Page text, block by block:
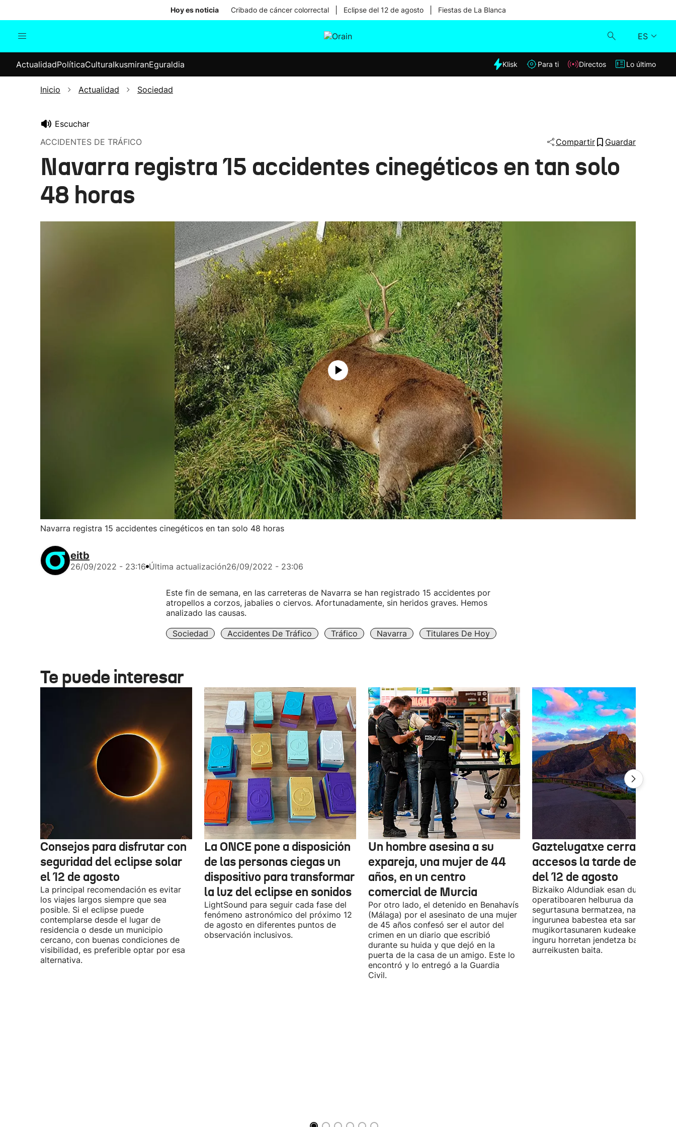
Hoy es noticia Cribado de cáncer colorrectal Eclipse del 12 de agosto Fiestas de La Blanca
ES
Internacional
Elecciones
Klisk
Lo último
ActualidadPolíticaCulturaIkusmiranEguraldia Klisk Para ti Directos Lo último
Inicio Actualidad Sociedad
Escuchar
ACCIDENTES DE TRÁFICO
Compartir Guardar
Navarra registra 15 accidentes cinegéticos en tan solo
48 horas
Navarra registra 15 accidentes cinegéticos en tan solo 48 horas
eitb
26/09/2022 - 23:16 Última actualización26/09/2022 - 23:06
Este fin de semana, en las carreteras de Navarra se han registrado 15 accidentes por
atropellos a corzos, jabalies o ciervos. Afortunadamente, sin heridos graves. Hemos
analizado las causas.
Sociedad Accidentes De Tráfico Tráfico Navarra Titulares De Hoy
Te puede interesar
Consejos para disfrutar con
seguridad del eclipse solar
el 12 de agosto
La principal recomendación es evitar
los viajes largos siempre que sea
posible. Si el eclipse puede
contemplarse desde el lugar de
residencia o desde un municipio
cercano, con buenas condiciones de
visibilidad, es preferible optar por esa
alternativa.
La ONCE pone a disposición
de las personas ciegas un
dispositivo para transformar
la luz del eclipse en sonidos
LightSound para seguir cada fase del
fenómeno astronómico del próximo 12
de agosto en diferentes puntos de
observación inclusivos.
Un hombre asesina a su
expareja, una mujer de 44
años, en un centro
comercial de Murcia
Por otro lado, el detenido en Benahavís
(Málaga) por el asesinato de una mujer
de 45 años confesó ser el autor del
crimen en un diario que escribió
durante su huida y que dejó en la
puerta de la casa de un amigo. Este lo
encontró y lo entregó a la Guardia
Civil.
Gaztelugatxe cerrará sus
accesos la tarde del
del 12 de agosto
Bizkaiko Aldundiak esan duenez,
operatiboaren helburua da pertsonen
segurtasuna bermatzea, natura-
ingurunea babestea eta sarbideen eta
mugikortasunaren kudeaketa
inguru horretan jendetza batzea
aurreikusten baita.